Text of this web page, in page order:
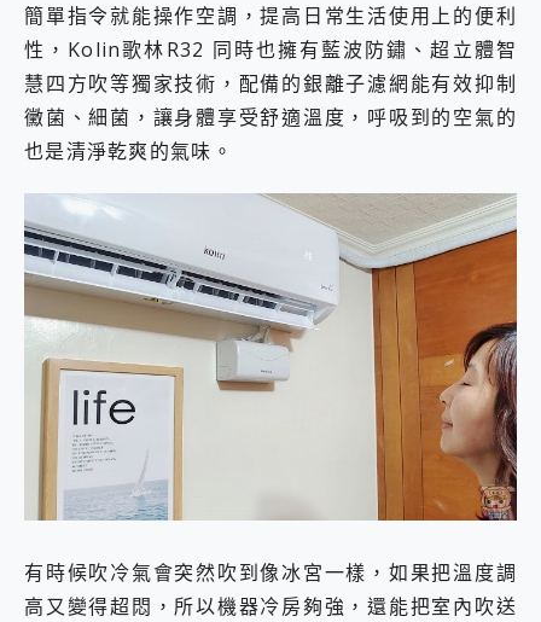
簡單指令就能操作空調，提高日常生活使用上的便利
性，Kolin歌林R32 同時也擁有藍波防鏽、超立體智
慧四方吹等獨家技術，配備的銀離子濾網能有效抑制
黴菌、細菌，讓身體享受舒適溫度，呼吸到的空氣的
也是清淨乾爽的氣味。
有時候吹冷氣會突然吹到像冰宮一樣，如果把溫度調
高又變得超悶，所以機器冷房夠強，還能把室內吹送